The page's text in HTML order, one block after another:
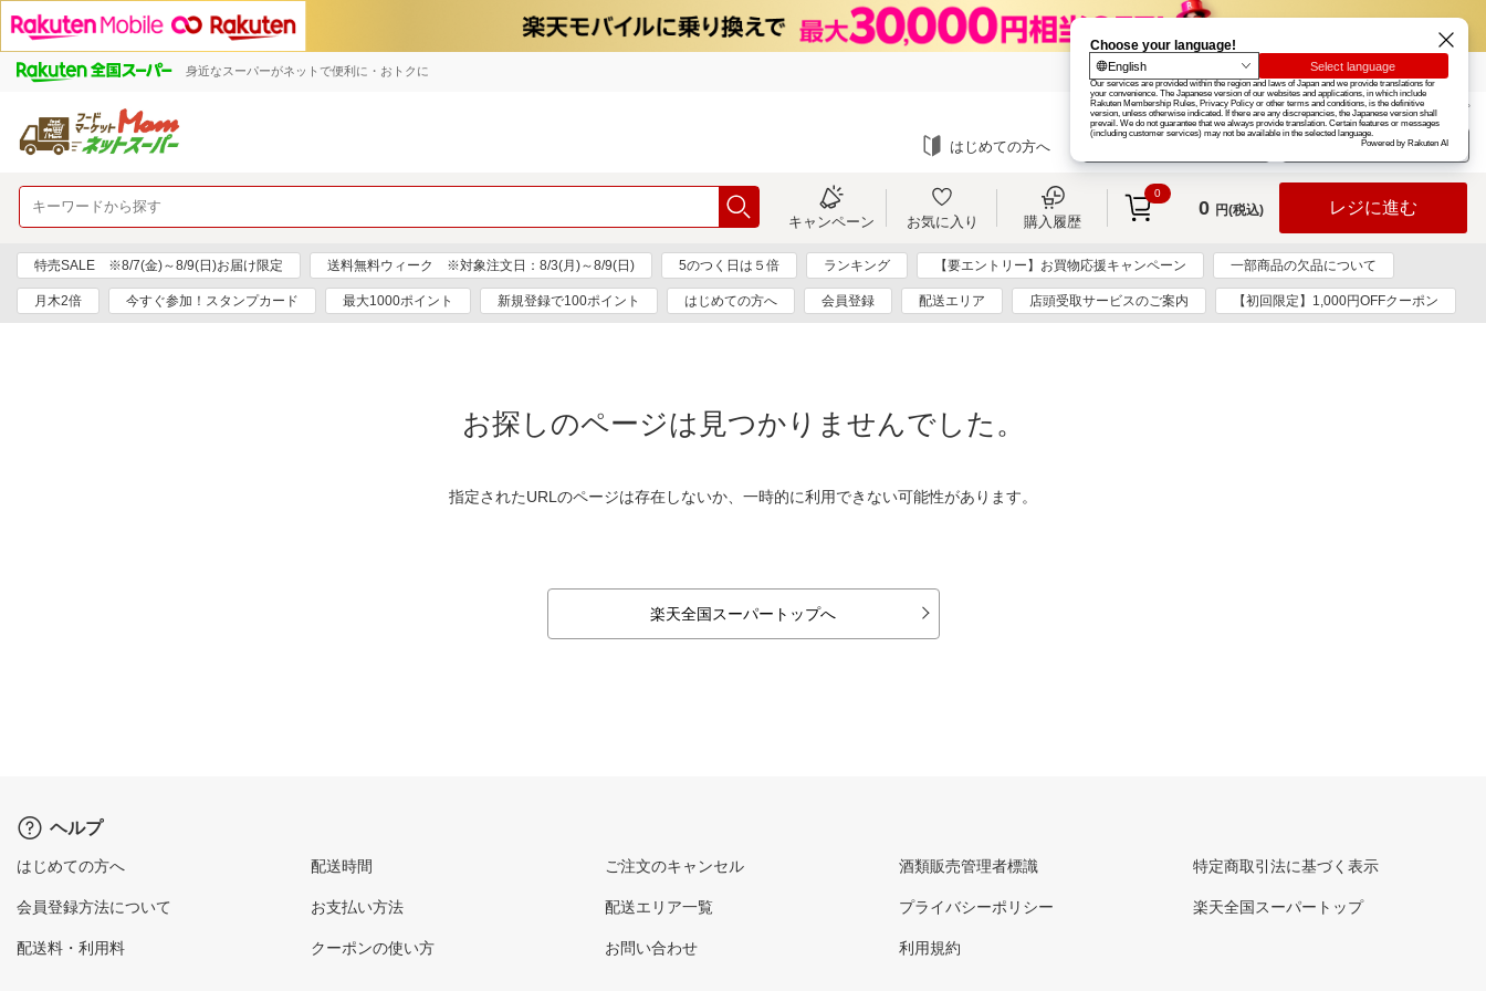
身近なスーパーがネットで便利に・おトクに 楽天グループ カード
お知らせ ヘルプ
はじめての方へ ログイン
キャンペーン お気に入り 購入履歴
0
0 円(税込) レジに進む
特売SALE ※8/7(金)～8/9(日)お届け限定 送料無料ウィーク ※対象注文日：8/3(月)～8/9(日) 5のつく日は５倍 ランキング 【要エントリー】お買物応援キャンペーン 一部商品の欠品について
月木2倍 今すぐ参加！スタンプカード 最大1000ポイント 新規登録で100ポイント はじめての方へ 会員登録 配送エリア 店頭受取サービスのご案内 【初回限定】1,000円OFFクーポン
お探しのページは見つかりませんでした。
指定されたURLのページは存在しないか、一時的に利用できない可能性があります。
楽天全国スーパートップへ
ヘルプ
はじめての方へ
会員登録方法について
配送料・利用料
配送時間
お支払い方法
クーポンの使い方
ご注文のキャンセル
配送エリア一覧
お問い合わせ
酒類販売管理者標識
プライバシーポリシー
利用規約
特定商取引法に基づく表示
楽天全国スーパートップ